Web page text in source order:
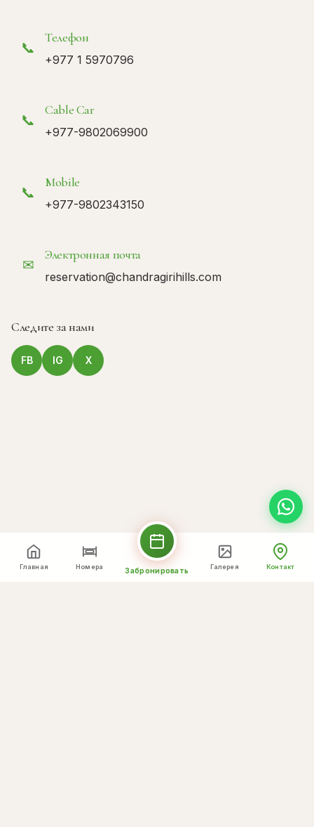
📞
Телефон
+977 1 5970796
📞
Cable Car
+977-9802069900
📞
Mobile
+977-9802343150
✉
Электронная почта
reservation@chandragirihills.com
Следите за нами
FB IG X
Главная Номера Забронировать Галерея Контакт